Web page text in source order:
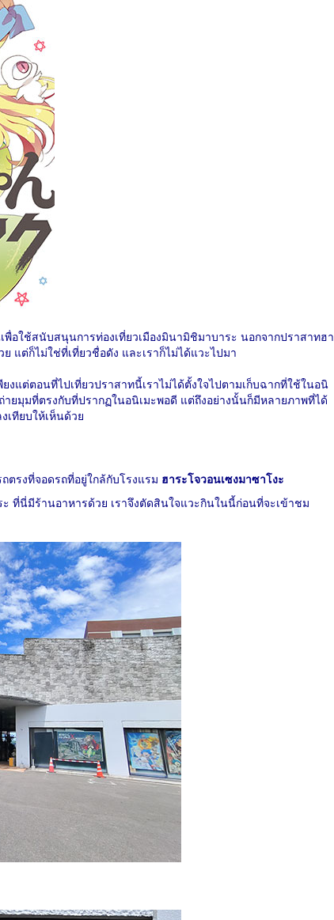
ใช้สนับสนุนการท่องเที่ยวเมืองมินามิชิมาบาระ นอกจากปราสาทฮา
แต่ก็ไม่ใช่ที่เที่ยวชื่อดัง และเราก็ไม่ได้แวะไปมา
งแต่ตอนที่ไปเที่ยวปราสาทนี้เราไม่ได้ตั้งใจไปตามเก็บฉากที่ใช้ในอนิ
ายมุมที่ตรงกับที่ปรากฏในอนิเมะพอดี แต่ถึงอย่างนั้นก็มีหลายภาพที่ได้
เทียบให้เห็นด้วย
ตรงที่จอดรถที่อยู่ใกล้กับโรงแรม ฮาระโจวอนเซงมาซาโงะ
ที่นี่มีร้านอาหารด้วย เราจึงตัดสินใจแวะกินในนี้ก่อนที่จะเข้าชม